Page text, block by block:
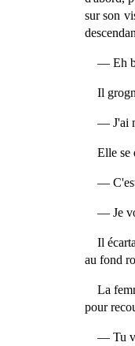
sur son
— Eh
Il
— J'ai
Elle se
— C'est
— Je
Il
au fond
La
pour
— Tu